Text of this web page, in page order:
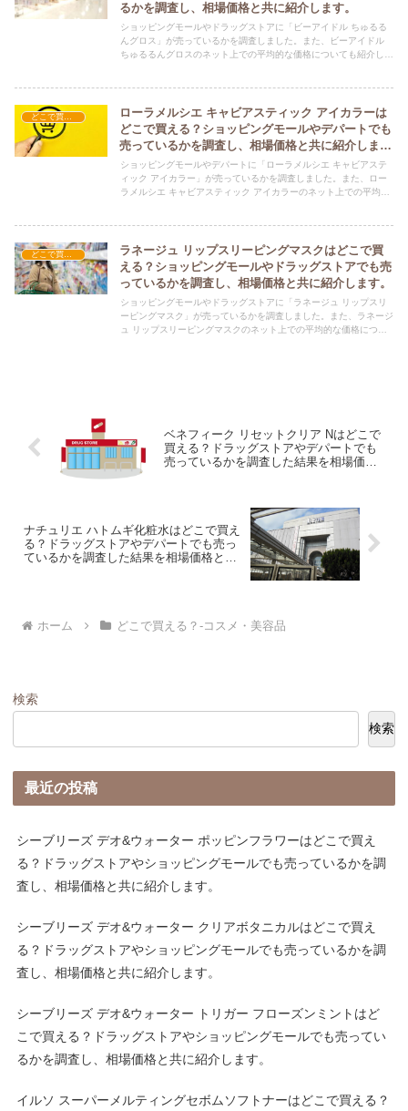
るかを調査し、相場価格と共に紹介します。
ショッピングモールやドラッグストアに「ビーアイドル ちゅるる
んグロス」が売っているかを調査しました。また、ビーアイドル
ちゅるるんグロスのネット上での平均的な価格についても紹介して
どこで買える？-コスメ・美容品
ローラメルシエ キャビアスティック アイカラーは
どこで買える？ショッピングモールやデパートでも
売っているかを調査し、相場価格と共に紹介しま
す。
ショッピングモールやデパートに「ローラメルシエ キャビアステ
ィック アイカラー」が売っているかを調査しました。また、ロー
ラメルシエ キャビアスティック アイカラーのネット上での平均的
どこで買える？-コスメ・美容品
ラネージュ リップスリーピングマスクはどこで買
える？ショッピングモールやドラッグストアでも売
っているかを調査し、相場価格と共に紹介します。
ショッピングモールやドラッグストアに「ラネージュ リップスリ
ーピングマスク」が売っているかを調査しました。また、ラネージ
ュ リップスリーピングマスクのネット上での平均的な価格につい
ベネフィーク リセットクリア Nはどこで
買える？ドラッグストアやデパートでも
売っているかを調査した結果を相場価格
ナチュリエ ハトムギ化粧水はどこで買え
る？ドラッグストアやデパートでも売っ
ているかを調査した結果を相場価格と共
ホーム どこで買える？-コスメ・美容品
検索
検索
最近の投稿
シーブリーズ デオ&ウォーター ポッピンフラワーはどこで買え
る？ドラッグストアやショッピングモールでも売っているかを調
査し、相場価格と共に紹介します。
シーブリーズ デオ&ウォーター クリアボタニカルはどこで買え
る？ドラッグストアやショッピングモールでも売っているかを調
査し、相場価格と共に紹介します。
シーブリーズ デオ&ウォーター トリガー フローズンミントはど
こで買える？ドラッグストアやショッピングモールでも売ってい
るかを調査し、相場価格と共に紹介します。
イルソ スーパーメルティングセボムソフトナーはどこで買える？